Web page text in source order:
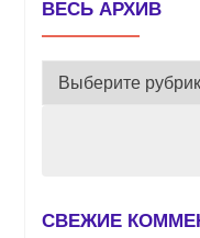
ВЕСЬ АРХИВ
ВЕСЬ
СВЕЖИЕ